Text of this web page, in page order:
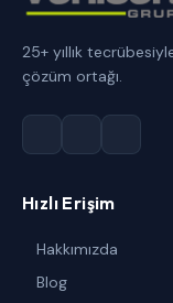
25+ yıllık
çözüm ortağı.
Hızlı Erişim
Hakkımızda
Blog